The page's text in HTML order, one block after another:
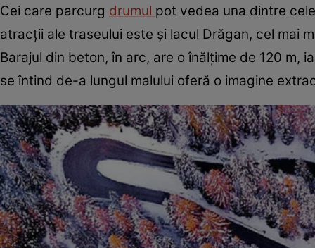
Cei care parcurg drumul pot vedea una dintre
atracţii ale traseului este şi lacul Drăgan, cel mai
Barajul din beton, în arc, are o înălţime de 120 m,
se întind de-a lungul malului oferă o imagine